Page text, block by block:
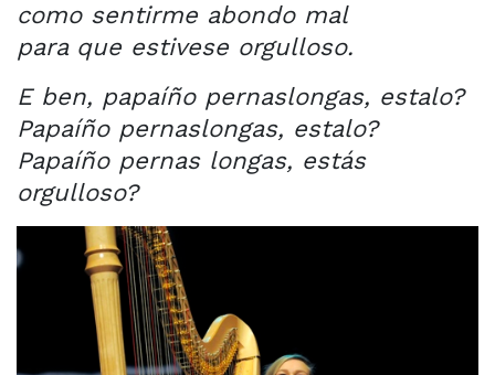
como sentirme abondo mal
para que estivese orgulloso.
E ben, papaíño pernaslongas, estalo?
Papaíño pernaslongas, estalo?
Papaíño pernas longas, estás
orgulloso?